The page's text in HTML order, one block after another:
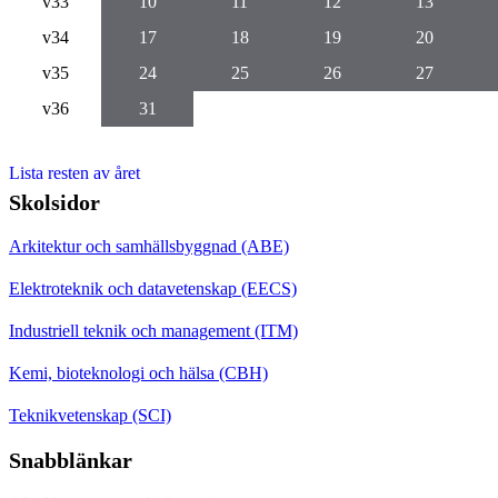
v34
17 18 19 20
v35
24 25 26 27
v36
31
Lista resten av året
Skolsidor
Arkitektur och samhällsbyggnad (ABE)
Elektroteknik och datavetenskap (EECS)
Industriell teknik och management (ITM)
Kemi, bioteknologi och hälsa (CBH)
Teknikvetenskap (SCI)
Snabblänkar